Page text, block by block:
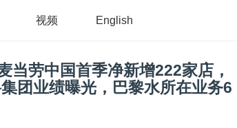
视频 English
当劳中国首季净新增222家店，
团业绩曝光，巴黎水所在业务6